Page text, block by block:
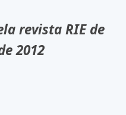
revista RIE de
2012